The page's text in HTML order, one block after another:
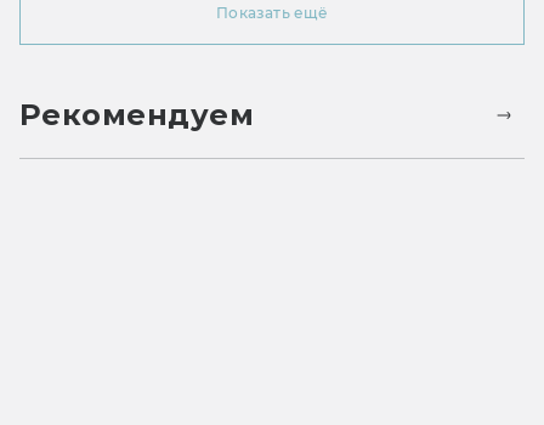
Показать ещё
Рекомендуем